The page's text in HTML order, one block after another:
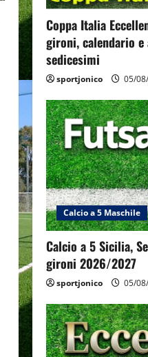
Coppa Italia
gironi, calendario
sedicesimi
sportjonico 05/
Calcio a 5 Maschile
Calcio a 5 Sicilia,
gironi 2026/2027
sportjonico 05/